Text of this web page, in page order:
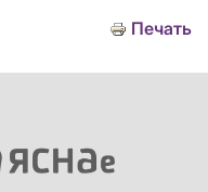
Печать